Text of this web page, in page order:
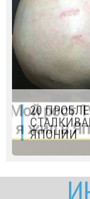
20
ЯПОНИИ